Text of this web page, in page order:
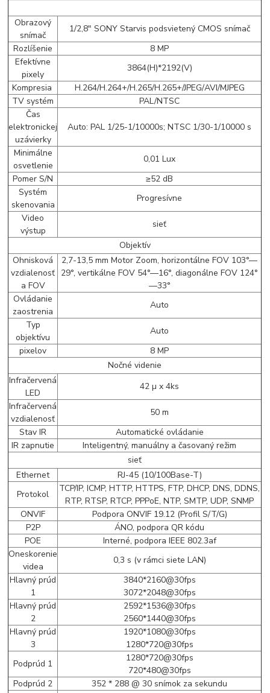
Obrazový
snímač
1/2,8" SONY Starvis podsvietený CMOS snímač
Rozlíšenie
8 MP
Efektívne
pixely
3864(H)*2192(V)
Kompresia
H.264/H.264+/H.265/H.265+/JPEG/AVI/MJPEG
TV systém
PAL/NTSC
Čas
elektronickej
uzávierky
Auto: PAL 1/25-1/10000s; NTSC 1/30-1/10000 s
Minimálne
osvetlenie
0,01 Lux
Pomer S/N
≥52 dB
Systém
skenovania
Progresívne
Video
výstup
sieť
Objektív
Ohnisková
vzdialenosť
a FOV
2,7-13,5 mm Motor Zoom, horizontálne FOV 103°—
29°, vertikálne FOV 54°—16°, diagonálne FOV 124°
—33°
Ovládanie
zaostrenia
Auto
Typ
objektívu
Auto
pixelov
8 MP
Nočné videnie
Infračervená
LED
42 µ x 4ks
Infračervená
vzdialenosť
50 m
Stav IR
Automatické ovládanie
IR zapnutie
Inteligentný, manuálny a časovaný režim
sieť
Ethernet
RJ-45 (10/100Base-T)
Protokol
TCP/IP, ICMP, HTTP, HTTPS, FTP, DHCP, DNS, DDNS,
RTP, RTSP, RTCP, PPPoE, NTP, SMTP, UDP, SNMP
ONVIF
Podpora ONVIF 19.12 (Profil S/T/G)
P2P
ÁNO, podpora QR kódu
POE
Interné, podpora IEEE 802.3af
Oneskorenie
videa
0,3 s (v rámci siete LAN)
Hlavný prúd
1
3840*2160@30fps
3072*2048@30fps
Hlavný prúd
2
2592*1536@30fps
2560*1440@30fps
Hlavný prúd
3
1920*1080@30fps
1280*720@30fps
Podprúd 1
1280*720@30fps
720*480@30fps
Podprúd 2
352 * 288 @ 30 snímok za sekundu